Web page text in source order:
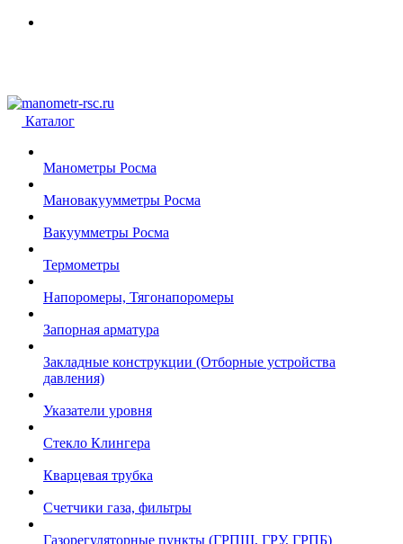
Каталог
Манометры Росма
Мановакуумметры Росма
Вакуумметры Росма
Термометры
Напоромеры, Тягонапоромеры
Запорная арматура
Закладные конструкции (Отборные устройства
давления)
Указатели уровня
Стекло Клингера
Кварцевая трубка
Счетчики газа, фильтры
Газорегуляторные пункты (ГРПШ, ГРУ, ГРПБ)